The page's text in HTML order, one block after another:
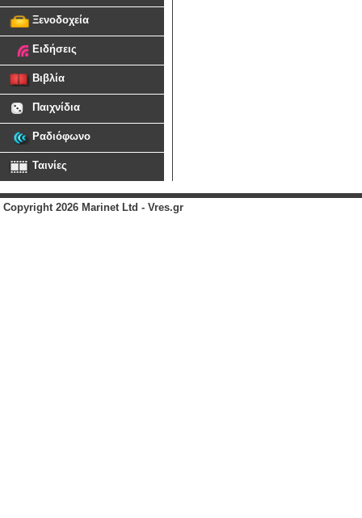
Ξενοδοχεία
Ειδήσεις
Βιβλία
Παιχνίδια
Ραδιόφωνο
Ταινίες
Copyright 2026 Marinet Ltd - Vres.gr